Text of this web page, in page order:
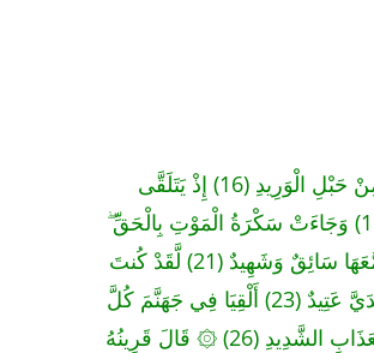
يقول الله تعالى:” وَلَقَدْ خَلَقْنَا الْإِنسَانَ وَنَعْلَمُ مَا تُوَسْوِسُ بِهِ نَفْسُهُ ۖ وَنَحْنُ أَقْرَبُ إِلَيْهِ مِنْ حَبْلِ الْوَرِيدِ (16) إِذْ يَتَلَقَّى
الْمُتَلَقِّيَانِ عَنِ الْيَمِينِ وَعَنِ الشِّمَالِ قَعِيدٌ (17) مَّا يَلْفِظُ مِن قَوْلٍ إِلَّا لَدَيْهِ رَقِيبٌ عَتِيدٌ (18) وَجَاءَتْ سَكْرَةُ الْمَوْتِ بِالْحَقِّ ۖ
ذَٰلِكَ مَا كُنتَ مِنْهُ تَحِيدُ (19) وَنُفِخَ فِي الصُّورِ ۚ ذَٰلِكَ يَوْمُ الْوَعِيدِ (20) وَجَاءَتْ كُلُّ نَفْسٍ مَّعَهَا سَائِقٌ وَشَهِيدٌ (21) لَّقَدْ كُنتَ
فِي غَفْلَةٍ مِّنْ هَٰذَا فَكَشَفْنَا عَنكَ غِطَاءَكَ فَبَصَرُكَ الْيَوْمَ حَدِيدٌ (22) وَقَالَ قَرِينُهُ هَٰذَا مَا لَدَيَّ عَتِيدٌ (23) أَلْقِيَا فِي جَهَنَّمَ كُلَّ
كَفَّارٍ عَنِيدٍ (24) مَّنَّاعٍ لِّلْخَيْرِ مُعْتَدٍ مُّرِيبٍ (25) الَّذِي جَعَلَ مَعَ اللَّهِ إِلَٰهًا آخَرَ فَأَلْقِيَاهُ فِي الْعَذَابِ الشَّدِيدِ (26) ۞ قَالَ قَرِينُهُ